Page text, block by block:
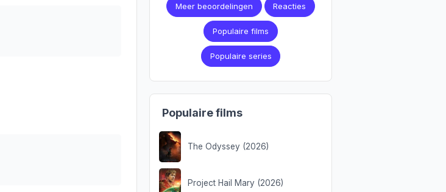
Meer beoordelingen Reacties
Populaire films
Populaire series
Populaire films
The Odyssey (2026)
Project Hail Mary (2026)